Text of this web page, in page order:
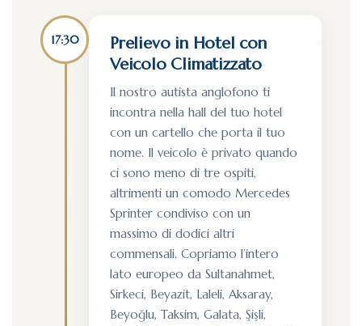
17:30
Prelievo in Hotel con
Veicolo Climatizzato
Il nostro autista anglofono ti
incontra nella hall del tuo hotel
con un cartello che porta il tuo
nome. Il veicolo è privato quando
ci sono meno di tre ospiti,
altrimenti un comodo Mercedes
Sprinter condiviso con un
massimo di dodici altri
commensali. Copriamo l’intero
lato europeo da Sultanahmet,
Sirkeci, Beyazit, Laleli, Aksaray,
Beyoğlu, Taksim, Galata, Şişli,